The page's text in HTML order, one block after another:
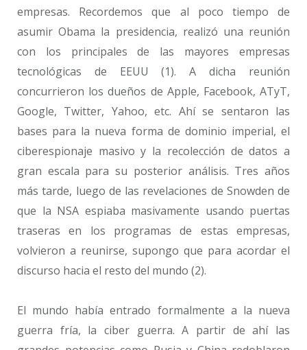
empresas. Recordemos que al poco tiempo de
asumir Obama la presidencia, realizó una reunión
con los principales de las mayores empresas
tecnológicas de EEUU (1). A dicha reunión
concurrieron los dueños de Apple, Facebook, ATyT,
Google, Twitter, Yahoo, etc. Ahí se sentaron las
bases para la nueva forma de dominio imperial, el
ciberespionaje masivo y la recolección de datos a
gran escala para su posterior análisis. Tres años
más tarde, luego de las revelaciones de Snowden de
que la NSA espiaba masivamente usando puertas
traseras en los programas de estas empresas,
volvieron a reunirse, supongo que para acordar el
discurso hacia el resto del mundo (2).
El mundo había entrado formalmente a la nueva
guerra fría, la ciber guerra. A partir de ahí las